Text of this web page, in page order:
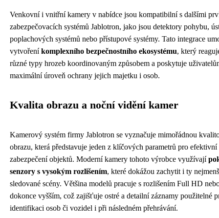
Venkovní i vnitřní kamery v nabídce jsou kompatibilní s dalšími
zabezpečovacích systémů Jablotron, jako jsou detektory pohybu,
poplachových systémů nebo přístupové systémy. Tato integrace
vytvořeníkomplexního bezpečnostního ekosystému, který
různé typy hrozeb koordinovaným způsobem a poskytuje
maximální úroveň ochrany jejich majetku i osob.
Kvalita obrazu a noční vidění kamer
Kamerový systém firmy Jablotron se vyznačuje mimořádnou
obrazu, která představuje jeden z klíčových parametrů pro efektivní
zabezpečení objektů. Moderní kamery tohoto výrobce využívají
senzory s vysokým rozlišením, které dokážou zachytit i ty
sledované scény. Většina modelů pracuje s rozlišením Full HD
dokonce vyšším, což zajišťuje ostré a detailní záznamy použitelné
identifikaci osob či vozidel i při následném přehrávání.